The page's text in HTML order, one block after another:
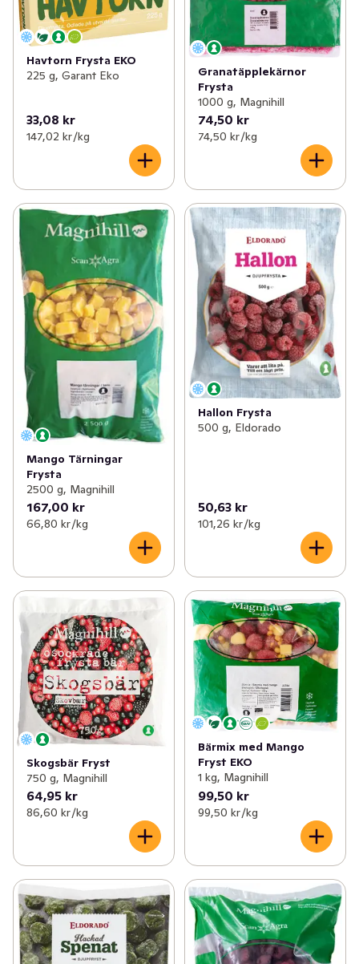
Havtorn Frysta EKO
225 g, Garant Eko
33,08 kr
147,02 kr /kg
Granatäpplekärnor
Frysta
1000 g, Magnihill
74,50 kr
74,50 kr /kg
Mango Tärningar
Frysta
2500 g, Magnihill
167,00 kr
66,80 kr /kg
Hallon Frysta
500 g, Eldorado
50,63 kr
101,26 kr /kg
Skogsbär Fryst
750 g, Magnihill
64,95 kr
86,60 kr /kg
Bärmix med Mango
Fryst EKO
1 kg, Magnihill
99,50 kr
99,50 kr /kg